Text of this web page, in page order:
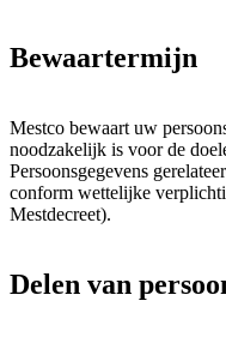
Bewaartermijn
Mestco bewaart uw
noodzakelijk is voor de
Persoonsgegevens
conform wettelijke
Mestdecreet).
Delen van